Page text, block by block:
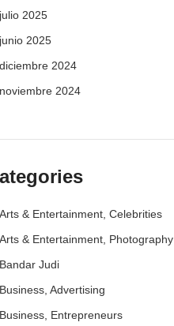
julio 2025
junio 2025
diciembre 2024
noviembre 2024
Arts & Entertainment, Celebrities
Arts & Entertainment, Photography
Bandar Judi
Business, Advertising
Business, Entrepreneurs